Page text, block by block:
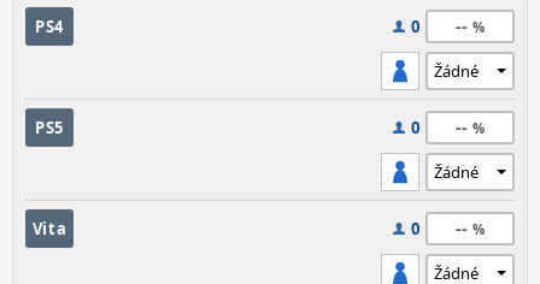
PS4 0 --
PS5 0 --
Vita 0 --